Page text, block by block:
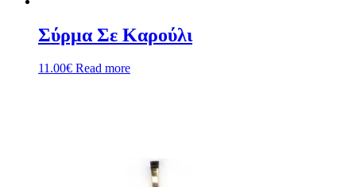
Σύρμα Σε Καρούλι
11.00€ Read more